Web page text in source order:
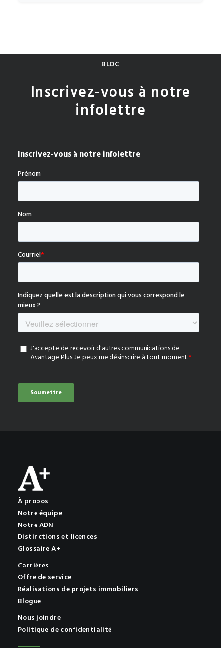
BLOC
Inscrivez-vous à notre
infolettre
À propos
Notre équipe
Notre ADN
Distinctions et licences
Glossaire A+
Carrières
Offre de service
Réalisations de projets immobiliers
Blogue
Nous joindre
Politique de confidentialité